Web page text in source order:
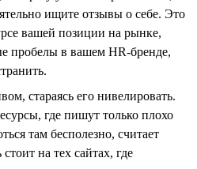
ищите отзывы о себе. Это
вашей позиции на рынке,
пробелы в вашем HR-бренде,
стараясь его нивелировать.
где пишут только плохо
там бесполезно, считает
на тех сайтах, где